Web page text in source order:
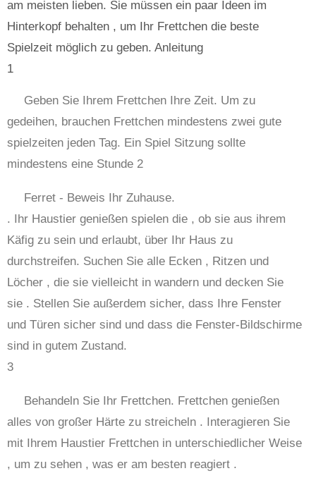
am meisten lieben. Sie müssen ein paar Ideen im
Hinterkopf behalten , um Ihr Frettchen die beste
Spielzeit möglich zu geben. Anleitung
1
Geben Sie Ihrem Frettchen Ihre Zeit. Um zu
gedeihen, brauchen Frettchen mindestens zwei gute
spielzeiten jeden Tag. Ein Spiel Sitzung sollte
mindestens eine Stunde 2
Ferret - Beweis Ihr Zuhause.
. Ihr Haustier genießen spielen die , ob sie aus ihrem
Käfig zu sein und erlaubt, über Ihr Haus zu
durchstreifen. Suchen Sie alle Ecken , Ritzen und
Löcher , die sie vielleicht in wandern und decken Sie
sie . Stellen Sie außerdem sicher, dass Ihre Fenster
und Türen sicher sind und dass die Fenster-Bildschirme
sind in gutem Zustand.
3
Behandeln Sie Ihr Frettchen. Frettchen genießen
alles von großer Härte zu streicheln . Interagieren Sie
mit Ihrem Haustier Frettchen in unterschiedlicher Weise
, um zu sehen , was er am besten reagiert .